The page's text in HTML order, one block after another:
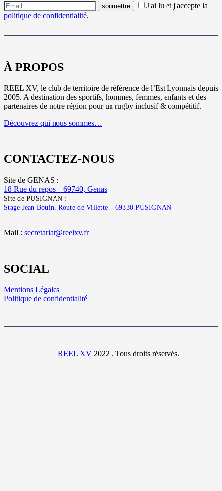
J'ai lu et j'accepte la
politique de confidentialité.
À PROPOS
REEL XV, le club de territoire de référence de l’Est Lyonnais depuis
2005. A destination des sportifs, hommes, femmes, enfants et des
partenaires de notre région pour un rugby inclusif & compétitif.
Découvrez qui nous sommes…
CONTACTEZ-NOUS
Site de GENAS :
18 Rue du repos – 69740, Genas
Site de PUSIGNAN :
Stage Jean Bouin, Route de Villette – 69330 PUSIGNAN
Mail : secretariat@reelxv.fr
SOCIAL
Mentions Légales
Politique de confidentialité
REEL XV2022 . Tous droits réservés.